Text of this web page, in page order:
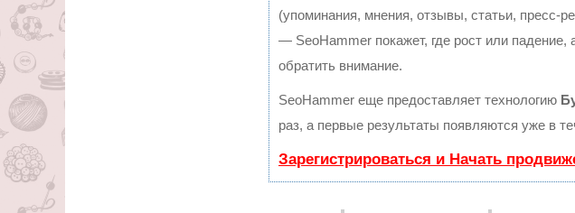
(упоминания, мнения, отзывы, статьи, пресс-
— SeoHammer покажет, где рост или падение,
обратить внимание.
SeoHammer еще предоставляет технологию
раз, а первые результаты появляются уже в
Зарегистрироваться и Начать